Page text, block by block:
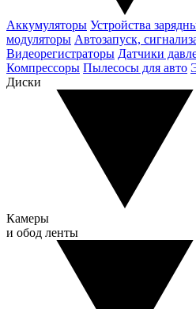
Аккумуляторы Устройства
модуляторы Автозапуск,
Видеорегистраторы Датчики
Компрессоры Пылесосы для авто
Диски
Камеры
и обод ленты